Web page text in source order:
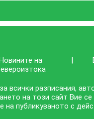
на
|
всички разписания,
на този сайт Вие
на публикуваното с